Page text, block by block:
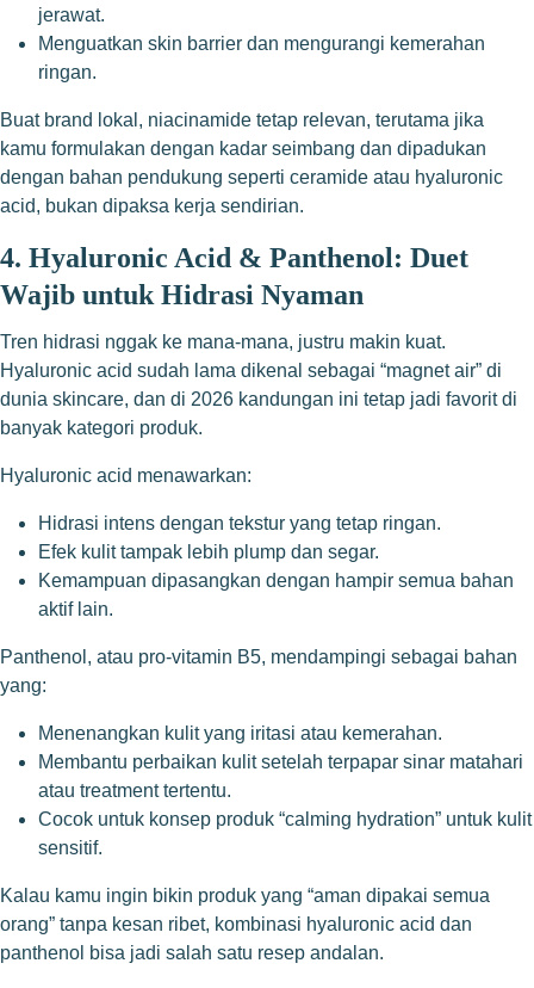
jerawat.
Menguatkan skin barrier dan mengurangi kemerahan
ringan.
Buat brand lokal, niacinamide tetap relevan, terutama jika
kamu formulakan dengan kadar seimbang dan dipadukan
dengan bahan pendukung seperti ceramide atau hyaluronic
acid, bukan dipaksa kerja sendirian.
4. Hyaluronic Acid & Panthenol: Duet
Wajib untuk Hidrasi Nyaman
Tren hidrasi nggak ke mana-mana, justru makin kuat.
Hyaluronic acid sudah lama dikenal sebagai “magnet air” di
dunia skincare, dan di 2026 kandungan ini tetap jadi favorit di
banyak kategori produk.
Hyaluronic acid menawarkan:
Hidrasi intens dengan tekstur yang tetap ringan.
Efek kulit tampak lebih plump dan segar.
Kemampuan dipasangkan dengan hampir semua bahan
aktif lain.
Panthenol, atau pro-vitamin B5, mendampingi sebagai bahan
yang:
Menenangkan kulit yang iritasi atau kemerahan.
Membantu perbaikan kulit setelah terpapar sinar matahari
atau treatment tertentu.
Cocok untuk konsep produk “calming hydration” untuk kulit
sensitif.
Kalau kamu ingin bikin produk yang “aman dipakai semua
orang” tanpa kesan ribet, kombinasi hyaluronic acid dan
panthenol bisa jadi salah satu resep andalan.